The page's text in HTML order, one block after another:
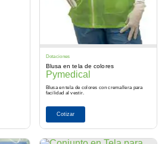
Dotaciones
Blusa en tela de colores
Pymedical
Blusa en tela de colores con cremallera para
facilidad al vestir.
Cotizar